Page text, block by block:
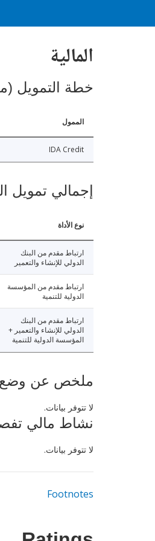
المالية
خطة التمويل
الممول
IDA Credit
إجمالي تمويل
نوع الأداة
ارتباط مقدم من البنك
الدولي للإنشاء والتعمير
ارتباط مقدم من المؤسسة
الدولية للتنمية
ارتباط مقدم من البنك
الدولي للإنشاء والتعمير +
المؤسسة الدولية للتنمية
ملخص عن وضع
لا تتوفر بيانات.
نشاط مالي تفصيلي
لا تتوفر بيانات.
Footnotes